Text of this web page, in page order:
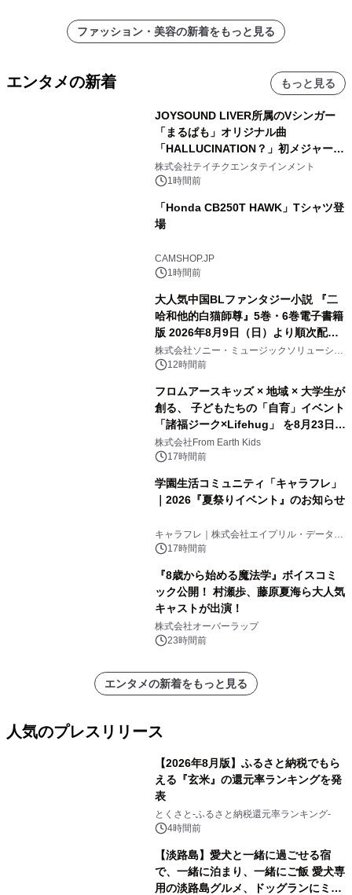
ファッション・美容の新着をもっと見る
エンタメの新着 もっと見る
JOYSOUND LIVER所属のVシンガー
「まるぱも」オリジナル曲
「HALLUCINATION？」初メジャー配
信リリース決定！
株式会社テイチクエンタテインメント
1時間前
「Honda CB250T HAWK」Tシャツ登
場
CAMSHOP.JP
1時間前
大人気中国BLファンタジー小説 『二
哈和他的白猫師尊』5巻・6巻電子書籍
版 2026年8月9日（日）より順次配信
開始
株式会社ソニー・ミュージックソリューショ
ンズ12時間前
フロムアースキッズ × 地域 × 大学生が
創る、 子どもたちの「自育」イベント
「諸福ジーク×Lifehug」 を8月23日
(日)開催
株式会社From Earth Kids
17時間前
学園生活コミュニティ「キャラフレ」
｜2026『夏祭りイベント』のお知らせ
キャラフレ｜株式会社エイプリル・データ・
デザインズ
17時間前
『8歳から始める魔法学』ボイスコミ
ック公開！ 村瀬歩、藤原夏海ら大人気
キャストが出演！
株式会社オーバーラップ
23時間前
エンタメの新着をもっと見る
人気のプレスリリース
【2026年8月版】ふるさと納税でもら
える『玄米』の還元率ランキングを発
表
とくさと-ふるさと納税還元率ランキング-
4時間前
【淡路島】愛犬と一緒に過ごせる宿
で、一緒に泊まり、一緒にご飯 愛犬専
用の淡路島グルメ、ドッグランにミニ